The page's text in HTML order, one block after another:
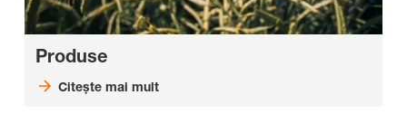
Produse
Citeşte mai mult